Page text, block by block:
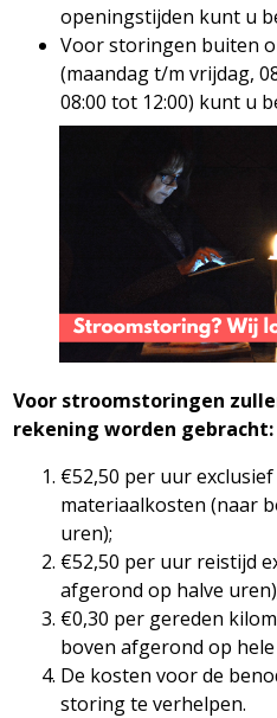
openingstijden kunt u
Voor storingen buiten
(maandag t/m vrijdag,
08:00 tot 12:00) kunt u
Voor stroomstoringen
rekening worden gebracht:
€52,50 per uur
materiaalkosten (naar
uren);
€52,50 per uur reistijd
afgerond op halve
€0,30 per gereden
boven afgerond op
De kosten voor de
storing te verhelpen.